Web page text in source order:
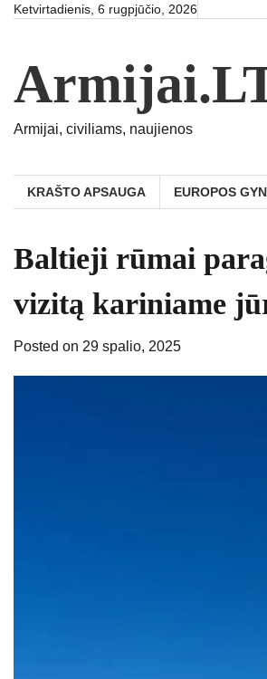
SkipKetvirtadienis, 6 rugpjūčio, 2026
Armijai, civiliams, naujienos
KRAŠTO APSAUGA EUROPOS
Baltieji rūmai
vizitą kariniame
Posted on 29 spalio, 2025